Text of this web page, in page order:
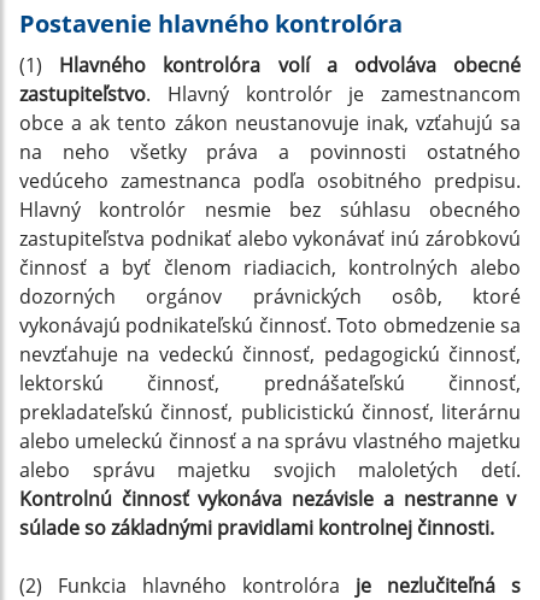
Postavenie hlavného kontrolóra
(1) Hlavného kontrolóra volí a odvoláva obecné
zastupiteľstvo. Hlavný kontrolór je zamestnancom
obce a ak tento zákon neustanovuje inak, vzťahujú sa
na neho všetky práva a povinnosti ostatného
vedúceho zamestnanca podľa osobitného predpisu.
Hlavný kontrolór nesmie bez súhlasu obecného
zastupiteľstva podnikať alebo vykonávať inú zárobkovú
činnosť a byť členom riadiacich, kontrolných alebo
dozorných orgánov právnických osôb, ktoré
vykonávajú podnikateľskú činnosť. Toto obmedzenie sa
nevzťahuje na vedeckú činnosť, pedagogickú činnosť,
lektorskú činnosť, prednášateľskú činnosť,
prekladateľskú činnosť, publicistickú činnosť, literárnu
alebo umeleckú činnosť a na správu vlastného majetku
alebo správu majetku svojich maloletých detí.
Kontrolnú činnosť vykonáva nezávisle a nestranne v
súlade so základnými pravidlami kontrolnej činnosti.
(2) Funkcia hlavného kontrolóra je nezlučiteľná s